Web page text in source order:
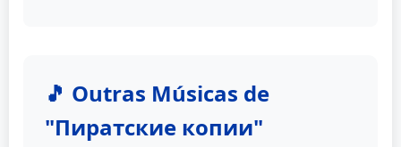
🎵 Outras Músicas de
"Пиратские копии"